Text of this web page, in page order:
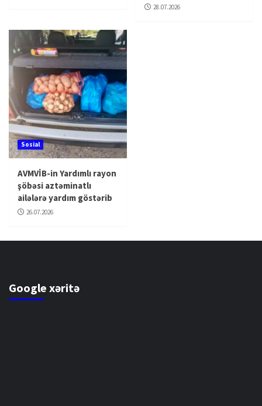
28.07.2026
Sosial
AVMVİB-in Yardımlı rayon
şöbəsi aztəminatlı
ailələrə yardım göstərib
26.07.2026
Google xəritə